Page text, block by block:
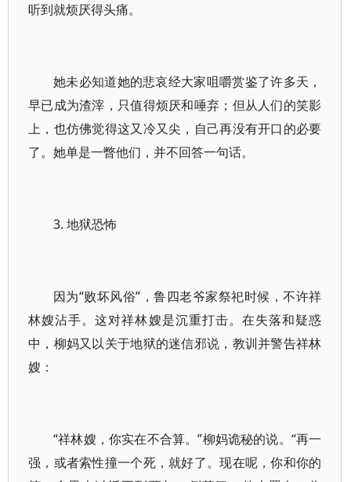
听到就烦厌得头痛。
她未必知道她的悲哀经大家咀嚼赏鉴了许多天，
早已成为渣滓，只值得烦厌和唾弃；但从人们的笑影
上，也仿佛觉得这又冷又尖，自己再没有开口的必要
了。她单是一瞥他们，并不回答一句话。
3. 地狱恐怖
因为“败坏风俗”，鲁四老爷家祭祀时候，不许祥
林嫂沾手。这对祥林嫂是沉重打击。在失落和疑惑
中，柳妈又以关于地狱的迷信邪说，教训并警告祥林
嫂：
“祥林嫂，你实在不合算。”柳妈诡秘的说。“再一
强，或者索性撞一个死，就好了。现在呢，你和你的